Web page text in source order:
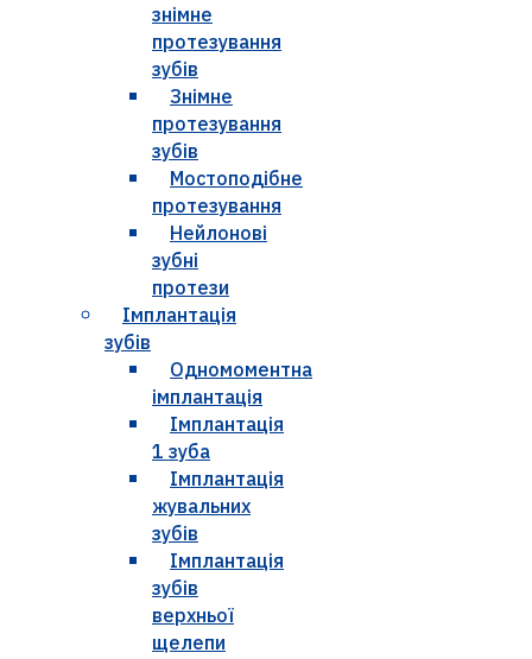
знімне
протезування
зубів
Знімне
протезування
зубів
Мостоподібне
протезування
Нейлонові
зубні
протези
Імплантація
зубів
Одномоментна
імплантація
Імплантація
1 зуба
Імплантація
жувальних
зубів
Імплантація
зубів
верхньої
щелепи